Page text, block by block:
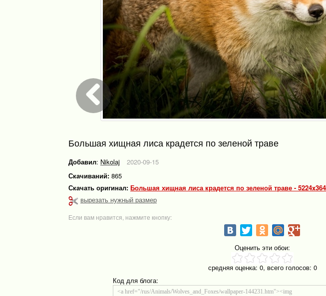
Большая хищная лиса крадется по зеленой траве
Добавил: Nikolaj
2020-09-15
Скачиваний: 865
Скачать оригинал:
Большая хищная лиса крадется по зеленой траве -
вырезать нужный размер
Если вам нравится, нажмите кнопку:
Оценить эти обои:
средняя оценка: 0, всего голосов: 0
Код для блога: